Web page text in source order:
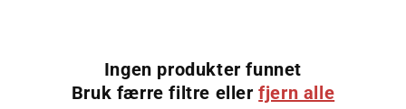
Ingen produkter funnet
Bruk færre filtre ellerfjern alle